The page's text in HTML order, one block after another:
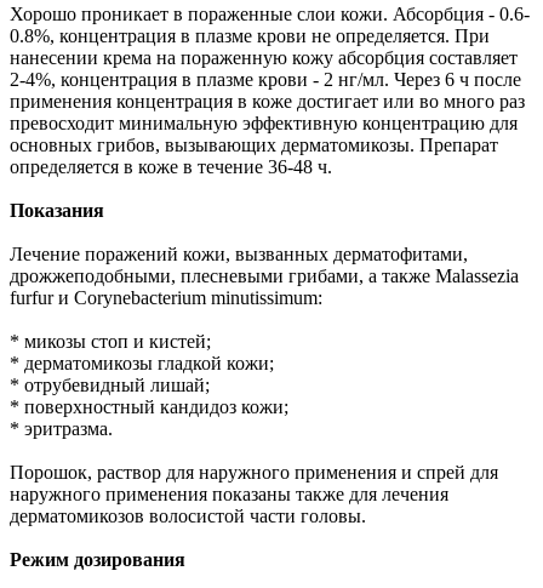
Хорошо проникает в пораженные слои кожи. Абсорбция - 0.6-
0.8%, концентрация в плазме крови не определяется. При
нанесении крема на пораженную кожу абсорбция составляет
2-4%, концентрация в плазме крови - 2 нг/мл. Через 6 ч после
применения концентрация в коже достигает или во много раз
превосходит минимальную эффективную концентрацию для
основных грибов, вызывающих дерматомикозы. Препарат
определяется в коже в течение 36-48 ч.
Показания
Лечение поражений кожи, вызванных дерматофитами,
дрожжеподобными, плесневыми грибами, а также Malassezia
furfur и Corynebacterium minutissimum:
* микозы стоп и кистей;
* дерматомикозы гладкой кожи;
* отрубевидный лишай;
* поверхностный кандидоз кожи;
* эритразма.
Порошок, раствор для наружного применения и спрей для
наружного применения показаны также для лечения
дерматомикозов волосистой части головы.
Режим дозирования